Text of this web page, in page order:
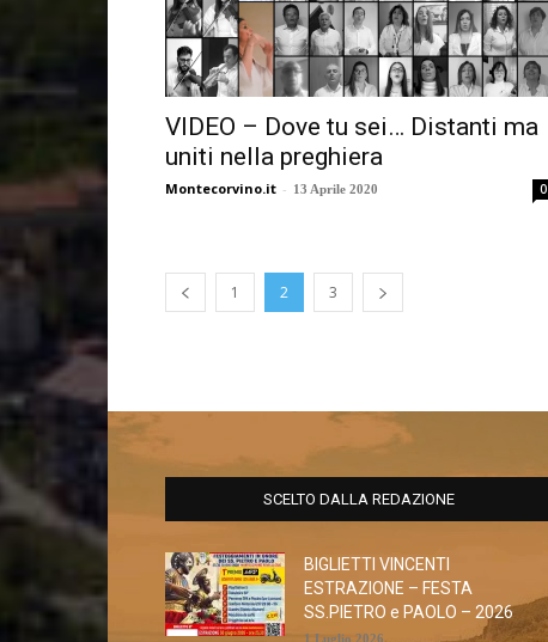
VIDEO – Dove tu sei… Distanti ma
uniti nella preghiera
Montecorvino.it - 13 Aprile 2020 0
1 2 3
SCELTO DALLA REDAZIONE
BIGLIETTI VINCENTI
ESTRAZIONE – FESTA
SS.PIETRO e PAOLO – 2026
1 Luglio 2026